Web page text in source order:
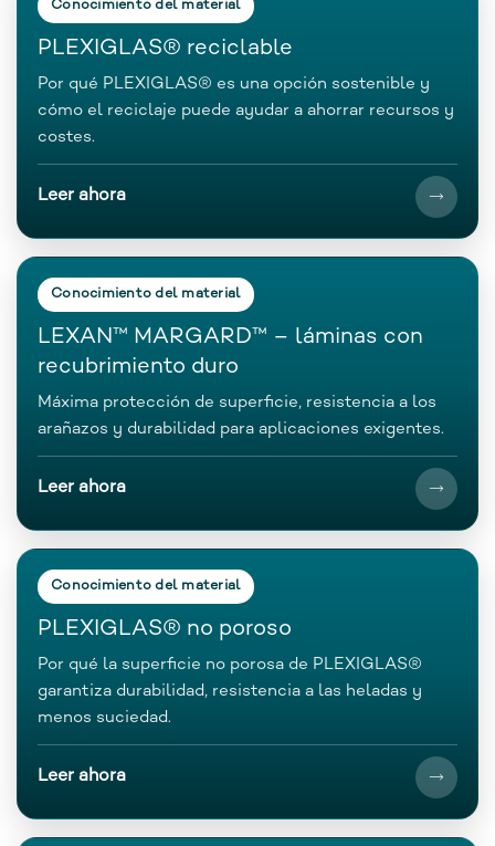
Conocimiento del material
PLEXIGLAS® reciclable
Por qué PLEXIGLAS® es una opción sostenible y
cómo el reciclaje puede ayudar a ahorrar recursos y
costes.
Leer ahora
Conocimiento del material
LEXAN™ MARGARD™ – láminas con
recubrimiento duro
Máxima protección de superficie, resistencia a los
arañazos y durabilidad para aplicaciones exigentes.
Leer ahora
Conocimiento del material
PLEXIGLAS® no poroso
Por qué la superficie no porosa de PLEXIGLAS®
garantiza durabilidad, resistencia a las heladas y
menos suciedad.
Leer ahora